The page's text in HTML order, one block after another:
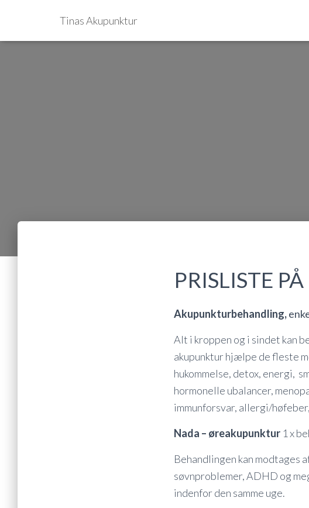
Tinas Akupunktur
PRISLISTE
Akupunkturbehandling,
Alt i kroppen og i sindet kan
akupunktur hjælpe de fleste
hukommelse, detox, energi,
hormonelle ubalancer,
immunforsvar, allergi/
Nada – øreakupunktur 1 x
Behandlingen kan modtages
søvnproblemer, ADHD og
indenfor den samme uge.